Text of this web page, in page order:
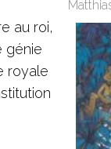
au roi,
génie
royale